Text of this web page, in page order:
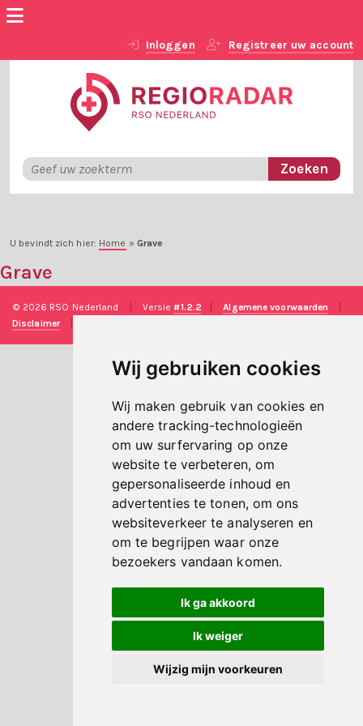
Wij gebruiken cookies
Wij maken gebruik van cookies en
andere tracking-technologieën
om uw surfervaring op onze
website te verbeteren, om
gepersonaliseerde inhoud en
advertenties te tonen, om ons
websiteverkeer te analyseren en
om te begrijpen waar onze
bezoekers vandaan komen.
Ik ga akkoord
Ik weiger
Wijzig mijn voorkeuren
Inloggen Registreer uw account
U bevindt zich hier: Home » Grave
Grave
© 2026 RSO Nederland Versie#1.2.2 Algemene voorwaarden
Disclaimer